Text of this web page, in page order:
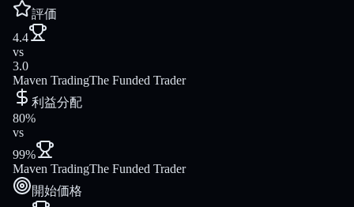
評価
4.4
vs
3.0
Maven TradingThe Funded Trader
利益分配
80%
vs
99%
Maven TradingThe Funded Trader
開始価格